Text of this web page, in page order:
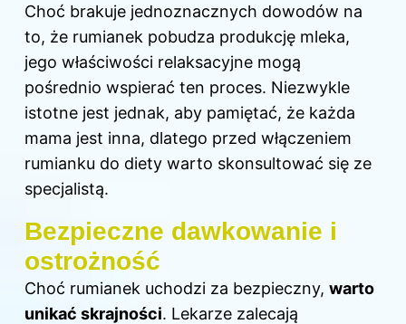
Choć brakuje jednoznacznych dowodów na
to, że rumianek pobudza produkcję mleka,
jego właściwości relaksacyjne mogą
pośrednio wspierać ten proces. Niezwykle
istotne jest jednak, aby pamiętać, że każda
mama jest inna, dlatego przed włączeniem
rumianku do diety warto skonsultować się ze
specjalistą.
Bezpieczne dawkowanie i
ostrożność
Choć rumianek uchodzi za bezpieczny, warto
unikać skrajności. Lekarze zalecają